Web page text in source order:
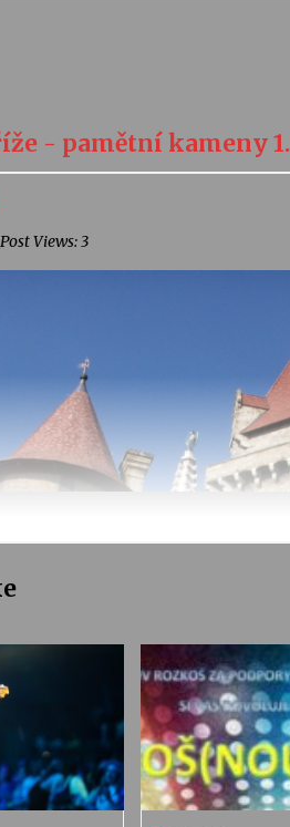
- pamětní kameny 1.
Views: 3